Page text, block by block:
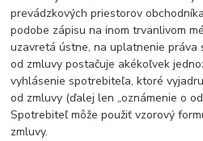
prevádzkových priestorov
podobe zápisu na inom trvanlivom
uzavretá ústne, na uplatnenie
od zmluvy postačuje akékoľvek
vyhlásenie spotrebiteľa, ktoré
od zmluvy (ďalej len „oznámenie o
Spotrebiteľ môže použiť vzorový
zmluvy.